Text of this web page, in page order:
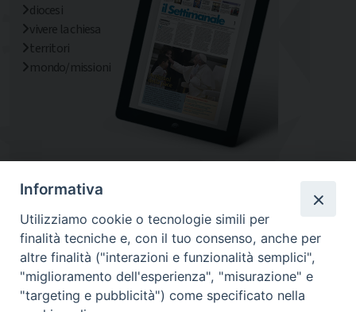
diocesi
vivere la chiesa
territori
mondo/missioni
Informativa
Utilizziamo cookie o tecnologie simili per
finalità tecniche e, con il tuo consenso, anche per
altre finalità ("interazioni e funzionalità semplici",
"miglioramento dell'esperienza", "misurazione" e
"targeting e pubblicità") come specificato nella